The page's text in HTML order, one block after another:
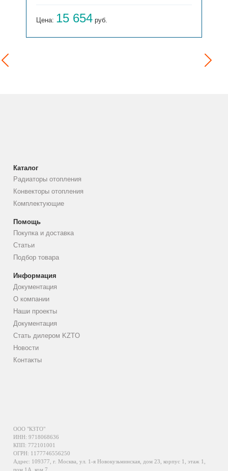
Цена: 15 654 руб.
Каталог
Радиаторы отопления
Конвекторы отопления
Комплектующие
Помощь
Покупка и доставка
Статьи
Подбор товара
Информация
Документация
О компании
Наши проекты
Документация
Стать дилером KZTO
Новости
Контакты
ООО "КЗТО"
ИНН: 9718068636
КПП: 772101001
ОГРН: 1177746556250
Адрес: 109377, г. Москва, ул. 1-я Новокузьминская, дом 23, корпус 1, этаж 1,
пом.1А, ком.7